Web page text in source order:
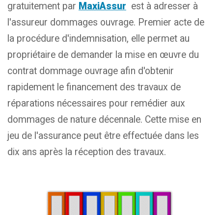
gratuitement par MaxiAssur est à adresser à
l'assureur dommages ouvrage. Premier acte de
la procédure d'indemnisation, elle permet au
propriétaire de demander la mise en œuvre du
contrat dommage ouvrage afin d'obtenir
rapidement le financement des travaux de
réparations nécessaires pour remédier aux
dommages de nature décennale. Cette mise en
jeu de l'assurance peut être effectuée dans les
dix ans après la réception des travaux.